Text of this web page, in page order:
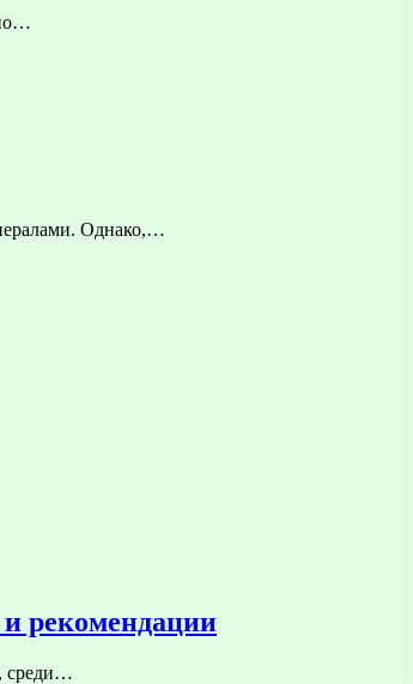
Однако,…
рекомендации
среди…